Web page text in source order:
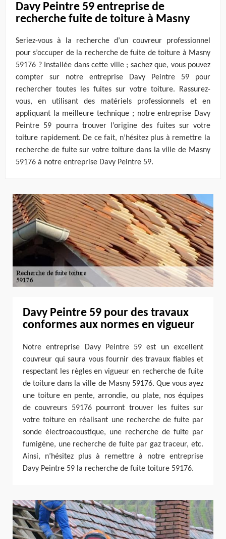
Davy Peintre 59 entreprise de
recherche fuite de toiture à Masny
Seriez-vous à la recherche d’un couvreur professionnel
pour s’occuper de la recherche de fuite de toiture à Masny
59176 ? Installée dans cette ville ; sachez que, vous pouvez
compter sur notre entreprise Davy Peintre 59 pour
rechercher toutes les fuites sur votre toiture. Rassurez-
vous, en utilisant des matériels professionnels et en
appliquant la meilleure technique ; notre entreprise Davy
Peintre 59 pourra trouver l’origine des fuites sur votre
toiture rapidement. De ce fait, n’hésitez plus à remettre la
recherche de fuite sur votre toiture dans la ville de Masny
59176 à notre entreprise Davy Peintre 59.
Davy Peintre 59 pour des travaux
conformes aux normes en vigueur
Notre entreprise Davy Peintre 59 est un excellent
couvreur qui saura vous fournir des travaux fiables et
respectant les règles en vigueur en recherche de fuite
de toiture dans la ville de Masny 59176. Que vous ayez
une toiture en pente, arrondie, ou plate, nos équipes
de couvreurs 59176 pourront trouver les fuites sur
votre toiture en réalisant une recherche de fuite par
sonde électroacoustique, une recherche de fuite par
fumigène, une recherche de fuite par gaz traceur, etc.
Ainsi, n’hésitez plus à remettre à notre entreprise
Davy Peintre 59 la recherche de fuite toiture 59176.